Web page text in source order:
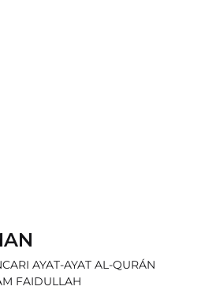
AYAT-AYAT AL-QURÁN
FAIDULLAH